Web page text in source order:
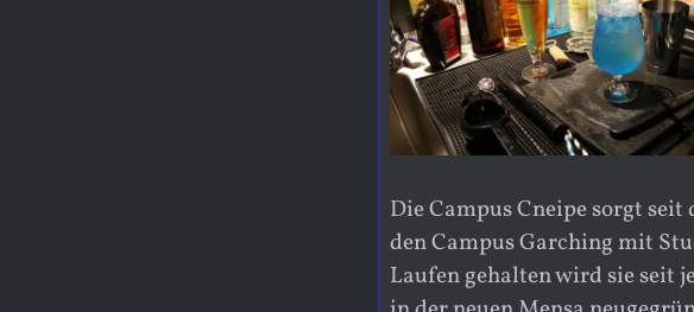
Die Campus Cneipe sorgt
den Campus Garching mit
Laufen gehalten wird sie seit